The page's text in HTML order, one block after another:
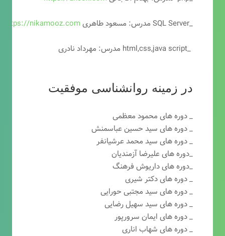
_SQL Server مدرس: مسعود طاهری
https://nikamooz.com
_html,css,java script مدرس: مهرداد نادری
در زمینه روانشناسی موفقیت
_ دوره های محمود معظمی
_ دوره های سید حسین عباسمنش
_ دوره های سید محمد عرشیانفر
_دوره های علیرضا آزمندیان
_دوره های داریوش فرهنگ
_ دوره های دکتر شیری
_ دوره های سید مجتبی حورایی
_ دوره های سید سهیل رضایی
_ دوره های ایمان سرورپور
_ دوره های شهاب اناری